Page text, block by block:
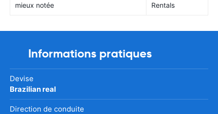
mieux notée
Rentals
Informations pratiques
Devise
Brazilian real
Direction de conduite